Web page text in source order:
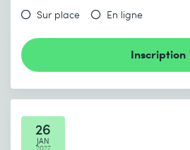
Sur place En ligne
Inscription
26
JAN